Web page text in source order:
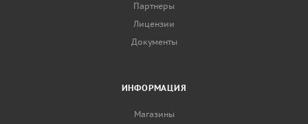
Партнеры
Лицензии
Документы
ИНФОРМАЦИЯ
Магазины